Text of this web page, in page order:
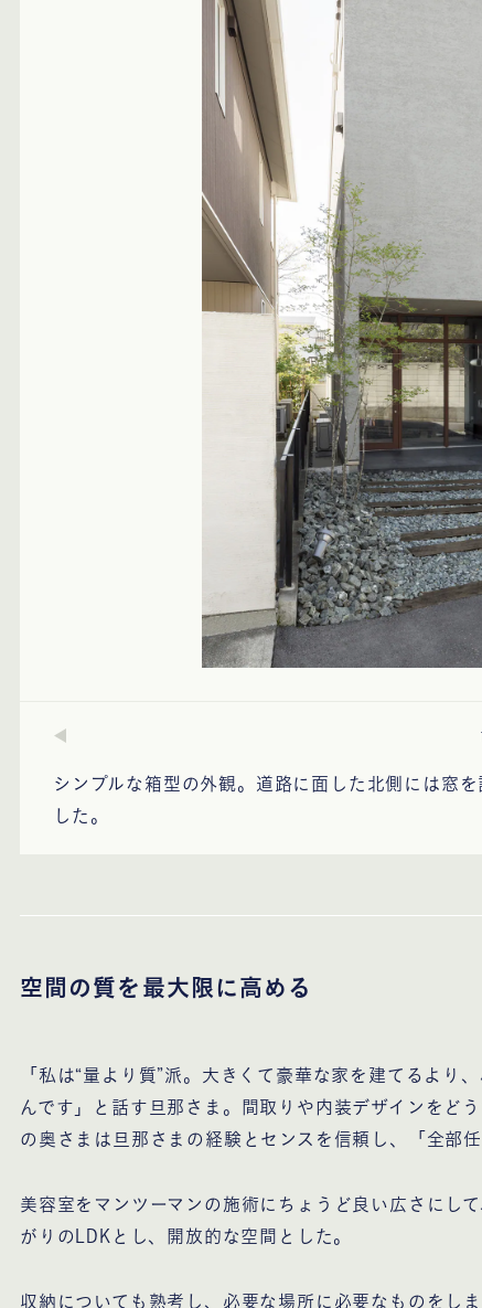
シンプルな箱型の外観。道路に面した北側には窓
した。
空間の質を最大限に高める
「私は“量より質”派。大きくて豪華な家を建てるより
んです」と話す旦那さま。間取りや内装デザインをど
の奥さまは旦那さまの経験とセンスを信頼し、「全部
美容室をマンツーマンの施術にちょうど良い広さにし
がりのLDKとし、開放的な空間とした。
収納についても熟考し、必要な場所に必要なものをし